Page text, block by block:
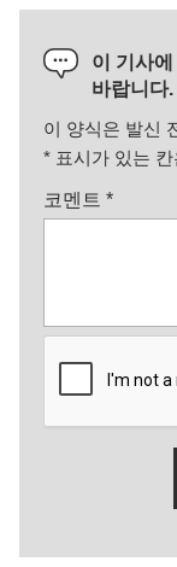
이 기사
바랍니다.
이 양식은 발신
* 표시가 있는
코멘트 *